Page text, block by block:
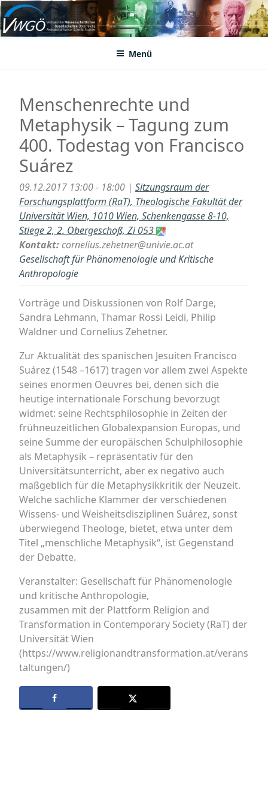
Zum
Inhalt
springenVWGÖ
Federation of Austrian Scientific Societies
Menü
Menschenrechte und
Metaphysik – Tagung zum
400. Todestag von Francisco
Suárez
09.12.2017 13:00 - 18:00 | Sitzungsraum der
Forschungsplattform (RaT), Theologische Fakultät der
Universität Wien, 1010 Wien, Schenkengasse 8-10,
Stiege 2, 2. Obergeschoß, Zi 053
Kontakt:cornelius.zehetner@univie.ac.at
Gesellschaft für Phänomenologie und Kritische
Anthropologie
Vorträge und Diskussionen von Rolf Darge,
Sandra Lehmann, Thamar Rossi Leidi, Philip
Waldner und Cornelius Zehetner.
Zur Aktualität des spanischen Jesuiten Francisco
Suárez (1548 –1617) tragen vor allem zwei Aspekte
seines enormen Oeuvres bei, denen sich die
heutige internationale Forschung bevorzugt
widmet: seine Rechtsphilosophie in Zeiten der
frühneuzeitlichen Globalexpansion Europas, und
seine Summe der europäischen Schulphilosophie
als Metaphysik – repräsentativ für den
Universitätsunterricht, aber ex negativo auch
maßgeblich für die Metaphysikkritik der Neuzeit.
Welche sachliche Klammer der verschiedenen
Wissens- und Weisheitsdisziplinen Suárez, sonst
überwiegend Theologe, bietet, etwa unter dem
Titel „menschliche Metaphysik“, ist Gegenstand
der Debatte.
Veranstalter: Gesellschaft für Phänomenologie
und kritische Anthropologie,
zusammen mit der Plattform Religion and
Transformation in Contemporary Society (RaT) der
Universität Wien
(https://www.religionandtransformation.at/verans
taltungen/)